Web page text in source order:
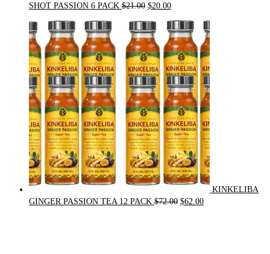
SHOT PASSION 6 PACK $21.00 Original
was:
$21.00.
$20.00Current
is:
$20.00.
KINKELIBA
GINGER PASSION TEA 12 PACK $72.00 Original
$62.00Current